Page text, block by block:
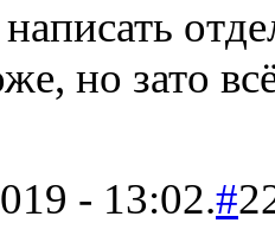
но зато
- 13:02.#